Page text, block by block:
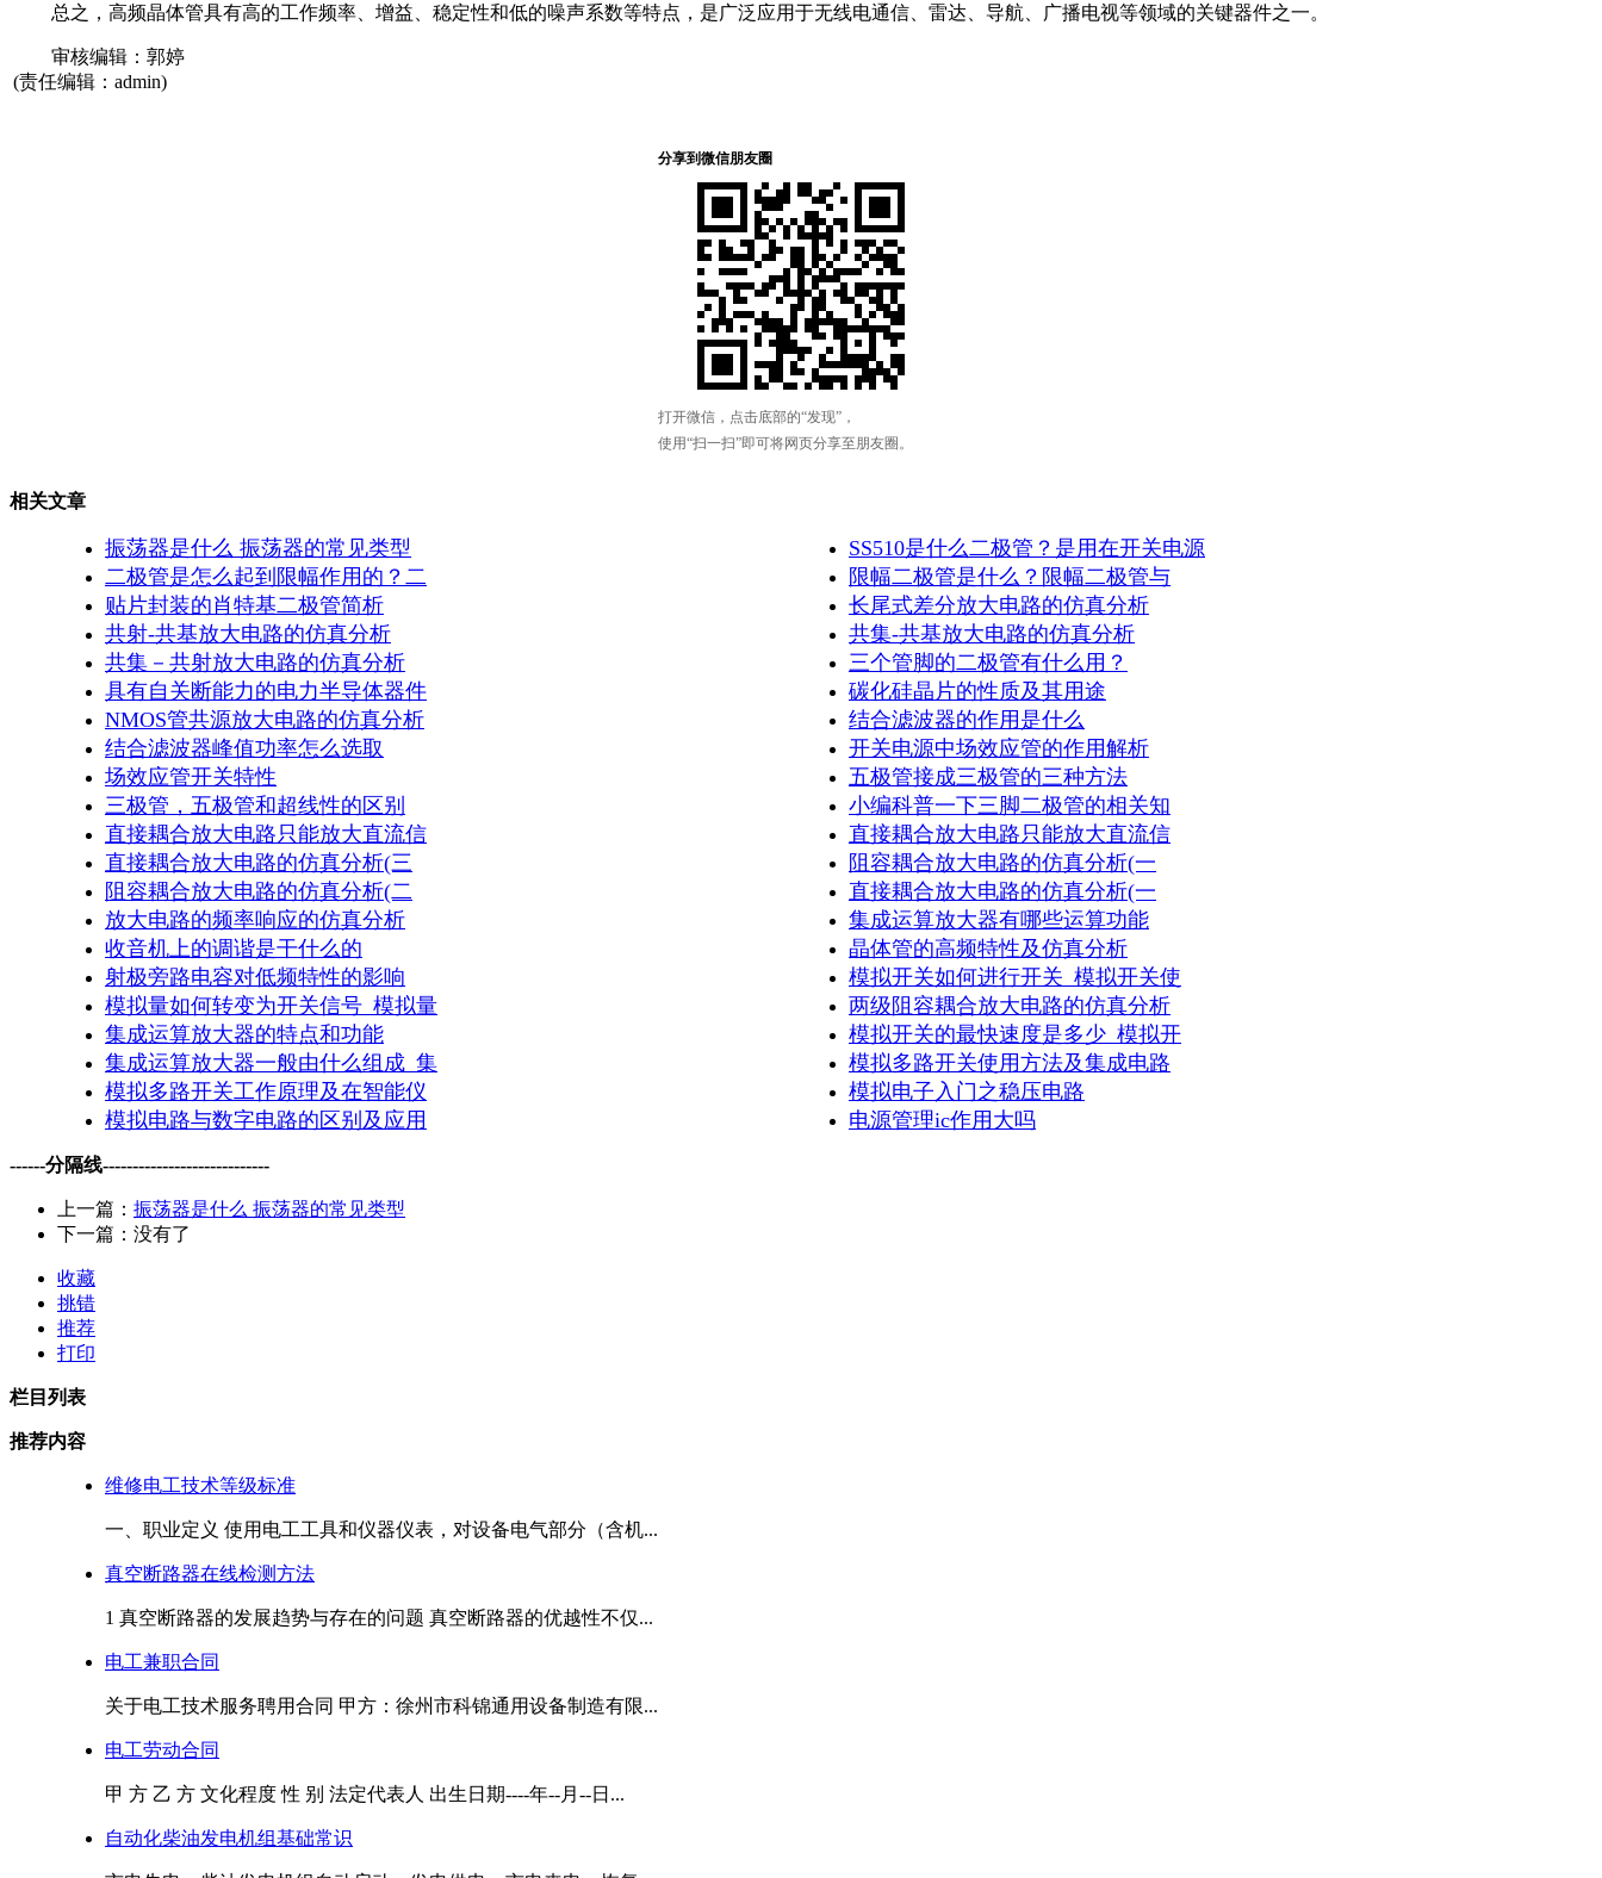
总之，高频晶体管具有高的工作频率、增益、稳定性和低的噪声系数等特点，是广泛应用于无线电通信、雷达、导航、广播电视等领域的关键器件之一。
审核编辑：郭婷
(责任编辑：admin)
相关文章
振荡器是什么 振荡器的常见类型
SS510是什么二极管？是用在开关电源
二极管是怎么起到限幅作用的？二
限幅二极管是什么？限幅二极管与
贴片封装的肖特基二极管简析
长尾式差分放大电路的仿真分析
共射-共基放大电路的仿真分析
共集-共基放大电路的仿真分析
共集－共射放大电路的仿真分析
三个管脚的二极管有什么用？
具有自关断能力的电力半导体器件
碳化硅晶片的性质及其用途
NMOS管共源放大电路的仿真分析
结合滤波器的作用是什么
结合滤波器峰值功率怎么选取
开关电源中场效应管的作用解析
场效应管开关特性
五极管接成三极管的三种方法
三极管，五极管和超线性的区别
小编科普一下三脚二极管的相关知
直接耦合放大电路只能放大直流信
直接耦合放大电路只能放大直流信
直接耦合放大电路的仿真分析(三
阻容耦合放大电路的仿真分析(一
阻容耦合放大电路的仿真分析(二
直接耦合放大电路的仿真分析(一
放大电路的频率响应的仿真分析
集成运算放大器有哪些运算功能
收音机上的调谐是干什么的
晶体管的高频特性及仿真分析
射极旁路电容对低频特性的影响
模拟开关如何进行开关_模拟开关使
模拟量如何转变为开关信号_模拟量
两级阻容耦合放大电路的仿真分析
集成运算放大器的特点和功能
模拟开关的最快速度是多少_模拟开
集成运算放大器一般由什么组成_集
模拟多路开关使用方法及集成电路
模拟多路开关工作原理及在智能仪
模拟电子入门之稳压电路
模拟电路与数字电路的区别及应用
电源管理ic作用大吗
------分隔线----------------------------
上一篇： 振荡器是什么 振荡器的常见类型
下一篇：没有了
收藏
挑错
推荐
打印
栏目列表
推荐内容
维修电工技术等级标准
一、职业定义 使用电工工具和仪器仪表，对设备电气部分（含机...
真空断路器在线检测方法
1 真空断路器的发展趋势与存在的问题 真空断路器的优越性不仅...
电工兼职合同
关于电工技术服务聘用合同 甲方：徐州市科锦通用设备制造有限...
电工劳动合同
甲 方 乙 方 文化程度 性 别 法定代表人 出生日期----年--月--日...
自动化柴油发电机组基础常识